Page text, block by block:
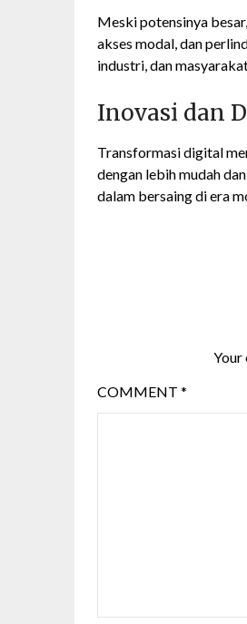
Meski potensinya
akses modal, dan
industri, dan
Inovasi dan
Transformasi digital
dengan lebih mudah
dalam bersaing di era
Your
COMMENT *